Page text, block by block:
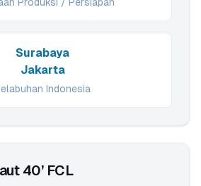
Surabaya
Jakarta
Indonesia
40’ FCL